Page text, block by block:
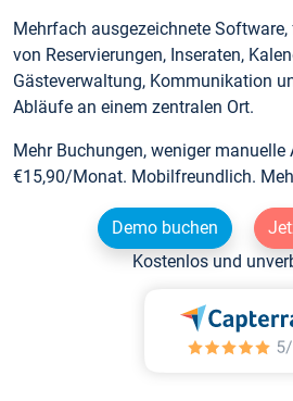
Mehrfach ausgezeichnete
von Reservierungen, Inseraten,
Gästeverwaltung, Kommunikation
Abläufe an einem zentralen Ort.
Mehr Buchungen, weniger manuelle
€15,90/Monat. Mobilfreundlich.
Demo buchen
Kostenlos und